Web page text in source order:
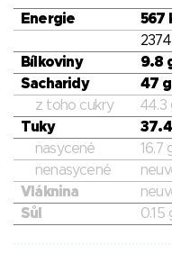
Energie 567
Bílkoviny
9.8
Sacharidy
47 g
z toho cukry
44.3
Tuky
nasycené
16.7
nenasycené
Vláknina
Sůl
0.15